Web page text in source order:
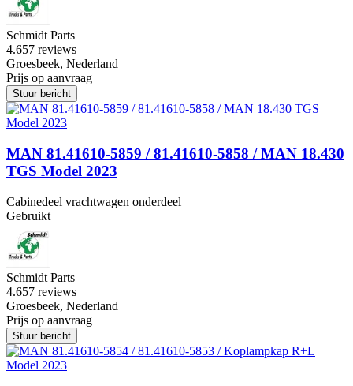
Schmidt Parts
4.657 reviews
Groesbeek, Nederland
Prijs op aanvraag
Stuur bericht
MAN 81.41610-5859 / 81.41610-5858 / MAN 18.430
TGS Model 2023
Cabinedeel vrachtwagen onderdeel
Gebruikt
Schmidt Parts
4.657 reviews
Groesbeek, Nederland
Prijs op aanvraag
Stuur bericht